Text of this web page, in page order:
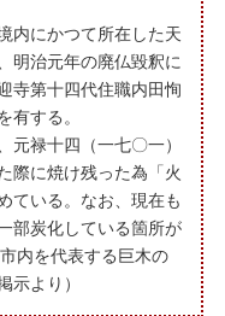
内にかつて所在した天
明治元年の廃仏毀釈に
寺第十四代住職内田恂
有する。
元禄十四（一七〇一）
際に焼け残った為「火
ている。なお、現在も
部炭化している箇所が
内を代表する巨木の
示より）